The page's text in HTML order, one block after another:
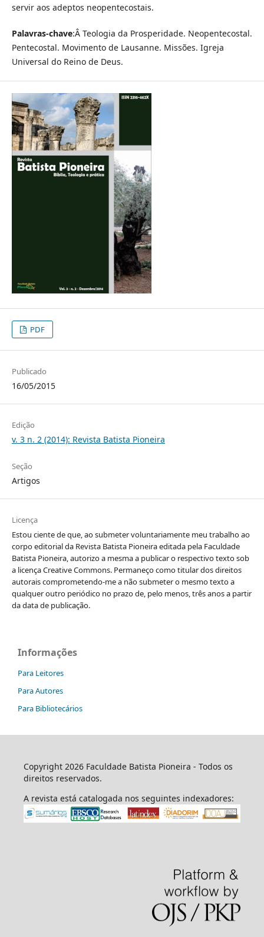
servir aos adeptos neopentecostais.
Palavras-chave:Â Teologia da Prosperidade. Neopentecostal.
Pentecostal. Movimento de Lausanne. Missões. Igreja
Universal do Reino de Deus.
PDF
Publicado
16/05/2015
Edição
v. 3 n. 2 (2014): Revista Batista Pioneira
Seção
Artigos
Licença
Estou ciente de que, ao submeter voluntariamente meu trabalho ao
corpo editorial da Revista Batista Pioneira editada pela Faculdade
Batista Pioneira, autorizo a mesma a publicar o respectivo texto sob
a licença Creative Commons. Permaneço como titular dos direitos
autorais comprometendo-me a não submeter o mesmo texto a
qualquer outro periódico no prazo de, pelo menos, três anos a partir
da data de publicação.
Informações
Para Leitores
Para Autores
Para Bibliotecários
Copyright 2026 Faculdade Batista Pioneira - Todos os
direitos reservados.
A revista está catalogada nos seguintes indexadores: